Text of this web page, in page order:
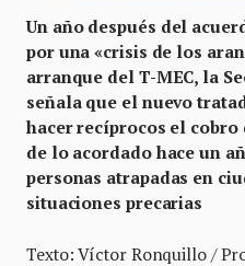
Un año después del
por una «crisis de los
arranque del T-MEC, la
señala que el nuevo
hacer recíprocos el cobro
de lo acordado hace un
personas atrapadas en
situaciones precarias
Texto: Víctor Ronquillo /